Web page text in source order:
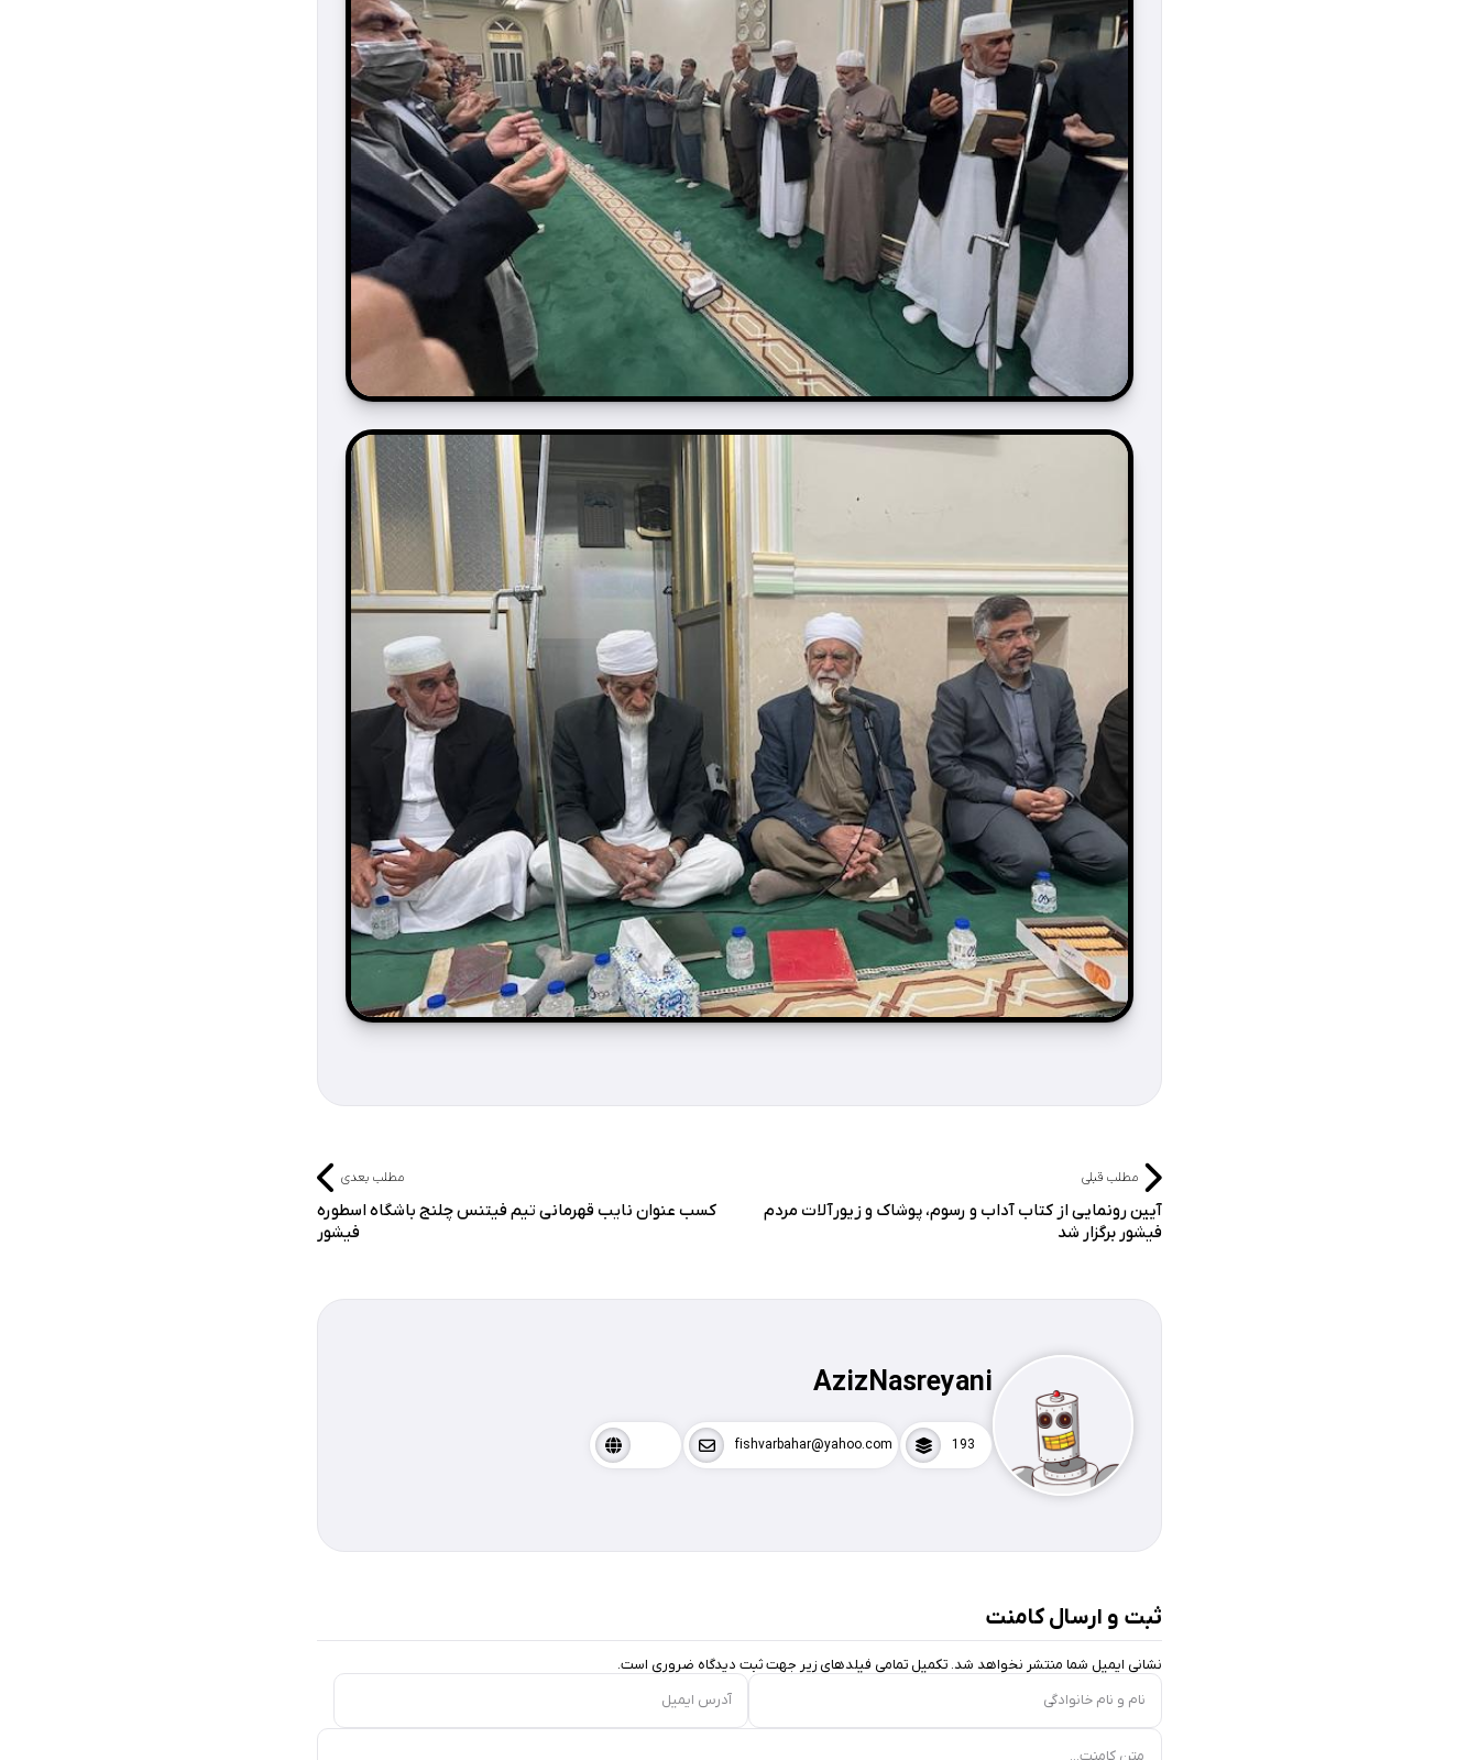
مطلب قبلی
آیین رونمایی از کتاب آداب و رسوم، پوشاک و زیورآلات مردم
فیشور برگزار شد
مطلب بعدی
کسب عنوان نایب قهرمانی تیم فیتنس چلنج باشگاه اسطوره
فیشور
AzizNasreyani
193
fishvarbahar@yahoo.com
ثبت و ارسال کامنت
نشانی ایمیل شما منتشر نخواهد شد. تکمیل تمامی فیلد‌های زیر جهت ثبت دیدگاه ضروری است.
نام و نام خانوادگی
آدرس ایمیل